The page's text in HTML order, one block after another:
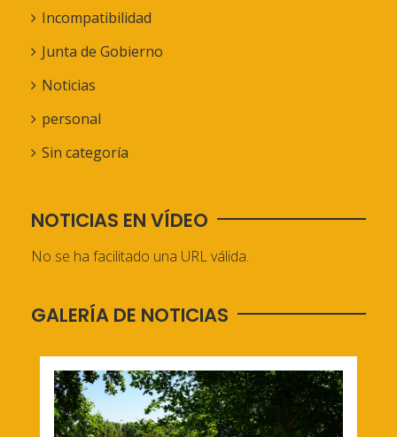
Incompatibilidad
Junta de Gobierno
Noticias
personal
Sin categoría
NOTICIAS EN VÍDEO
No se ha facilitado una URL válida.
GALERÍA DE NOTICIAS